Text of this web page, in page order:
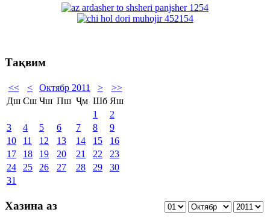
Тақвим
<< < Октябр 2011 >
>>
Дш Сш Чш Пш Ҷм Шб Яш
1
2
3
4 5 6 7 8
9
10
11 12 13 14 15
16
17
18 19 20 21 22
23
24
25 26 27 28 29
30
31
Хазина аз